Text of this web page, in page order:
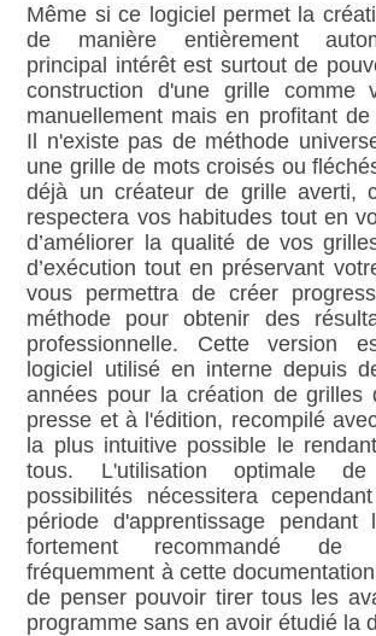
Même si ce logiciel permet la
de manière entièrement
principal intérêt est surtout de
construction d'une grille comme
manuellement mais en profitant
Il n'existe pas de méthode
une grille de mots croisés ou
déjà un créateur de grille averti,
respectera vos habitudes tout en
d’améliorer la qualité de vos
d’exécution tout en préservant
vous permettra de créer
méthode pour obtenir des
professionnelle. Cette version
logiciel utilisé en interne depuis
années pour la création de grilles
presse et à l'édition, recompilé
la plus intuitive possible le
tous. L'utilisation optimale
possibilités nécessitera
période d'apprentissage
fortement recommandé de
fréquemment à cette
de penser pouvoir tirer tous les
programme sans en avoir étudié la